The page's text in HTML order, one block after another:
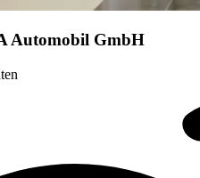
Automobil GmbH